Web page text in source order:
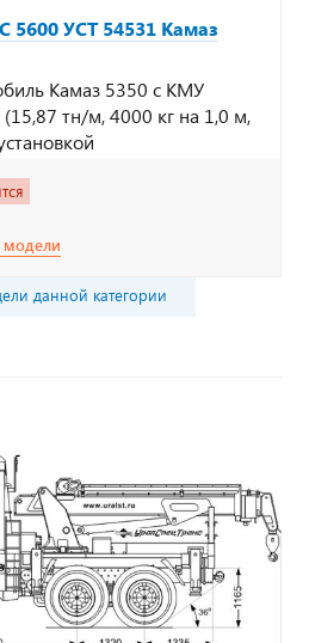
5600 УСТ 54531 Камаз
Камаз 5350 с КМУ
тн/м, 4000 кг на 1,0 м,
модели
данной категории